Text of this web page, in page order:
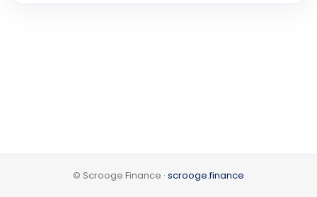
© Scrooge Finance · scrooge.finance